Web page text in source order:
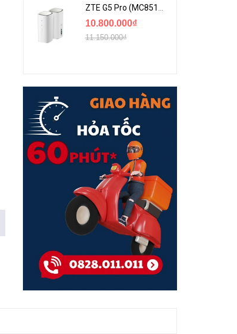
ZTE G5 Pro (MC8512) | Router 5G WiFi7 Be7200 Hỗ Trợ Băng Tần 6Ghz Cực Mạnh
10.800.000₫
11.150.000₫